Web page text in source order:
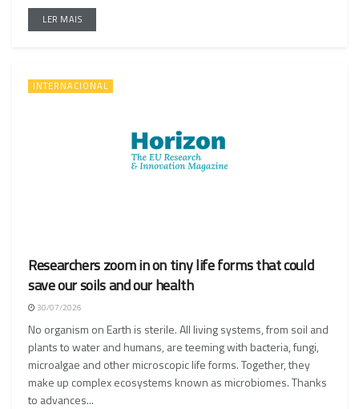
LER MAIS
INTERNACIONAL
Researchers zoom in on tiny life forms that could
save our soils and our health
30/07/2026
No organism on Earth is sterile. All living systems, from soil and
plants to water and humans, are teeming with bacteria, fungi,
microalgae and other microscopic life forms. Together, they
make up complex ecosystems known as microbiomes. Thanks
to advances...